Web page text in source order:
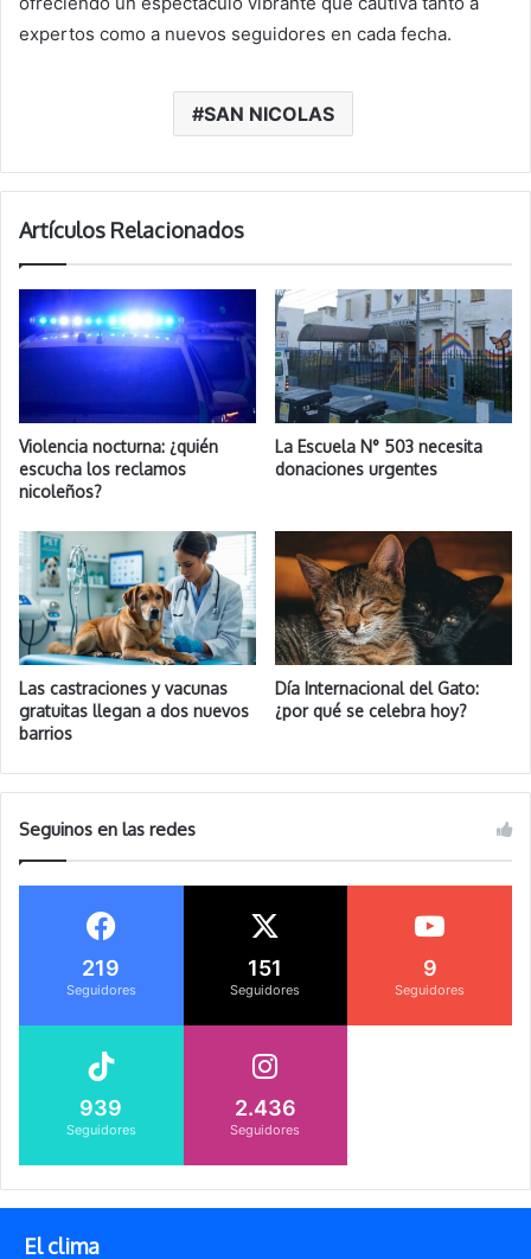
expertos como a nuevos seguidores en cada fecha.
SAN NICOLAS
Artículos Relacionados
Violencia nocturna: ¿quién
escucha los reclamos
nicoleños?
La Escuela N° 503 necesita
donaciones urgentes
Las castraciones y vacunas
gratuitas llegan a dos nuevos
barrios
Día Internacional del Gato:
¿por qué se celebra hoy?
Seguinos en las redes
219
Seguidores
151
Seguidores
9
Seguidores
939
Seguidores
2.436
Seguidores
El clima